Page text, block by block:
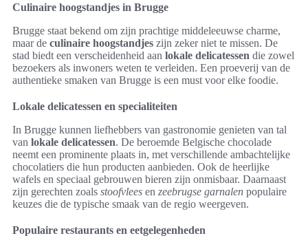
Culinaire hoogstandjes in Brugge
Brugge staat bekend om zijn prachtige middeleeuwse charme,
maar de culinaire hoogstandjes zijn zeker niet te missen. De
stad biedt een verscheidenheid aan lokale delicatessen die zowel
bezoekers als inwoners weten te verleiden. Een proeverij van de
authentieke smaken van Brugge is een must voor elke foodie.
Lokale delicatessen en specialiteiten
In Brugge kunnen liefhebbers van gastronomie genieten van tal
van lokale delicatessen. De beroemde Belgische chocolade
neemt een prominente plaats in, met verschillende ambachtelijke
chocolatiers die hun producten aanbieden. Ook de heerlijke
wafels en speciaal gebrouwen bieren zijn onmisbaar. Daarnaast
zijn gerechten zoals stoofvlees en zeebrugse garnalen populaire
keuzes die de typische smaak van de regio weergeven.
Populaire restaurants en eetgelegenheden